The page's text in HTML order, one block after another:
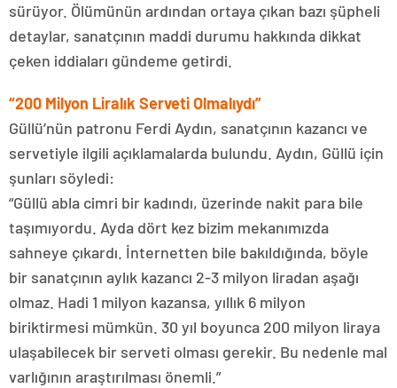
sürüyor. Ölümünün ardından ortaya çıkan bazı şüpheli
detaylar, sanatçının maddi durumu hakkında dikkat
çeken iddiaları gündeme getirdi.
“200 Milyon Liralık Serveti Olmalıydı”
Güllü’nün patronu Ferdi Aydın, sanatçının kazancı ve
servetiyle ilgili açıklamalarda bulundu. Aydın, Güllü için
şunları söyledi:
“Güllü abla cimri bir kadındı, üzerinde nakit para bile
taşımıyordu. Ayda dört kez bizim mekanımızda
sahneye çıkardı. İnternetten bile bakıldığında, böyle
bir sanatçının aylık kazancı 2-3 milyon liradan aşağı
olmaz. Hadi 1 milyon kazansa, yıllık 6 milyon
biriktirmesi mümkün. 30 yıl boyunca 200 milyon liraya
ulaşabilecek bir serveti olması gerekir. Bu nedenle mal
varlığının araştırılması önemli.”